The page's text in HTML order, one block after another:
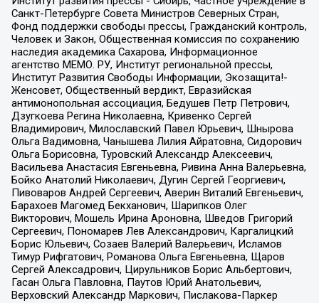
Санкт-Петербурге Совета Министров Северных Стран,
Фонд поддержки свободы прессы, Гражданский контроль,
Человек и Закон, Общественная комиссия по сохранению
наследия академика Сахарова, Информационное
агентство МЕМО. РУ, Институт региональной прессы,
Институт Развития Свободы Информации, Экозащита!-
Женсовет, Общественный вердикт, Евразийская
антимонопольная ассоциация, Бедушев Петр Петрович,
Дзугкоева Регина Николаевна, Кривенко Сергей
Владимирович, Милославский Павел Юрьевич, Шнырова
Ольга Вадимовна, Чанышева Лилия Айратовна, Сидорович
Ольга Борисовна, Туровский Александр Алексеевич,
Васильева Анастасия Евгеньевна, Ривина Анна Валерьевна,
Бойко Анатолий Николаевич, Дугин Сергей Георгиевич,
Пивоваров Андрей Сергеевич, Аверин Виталий Евгеньевич,
Барахоев Магомед Бекханович, Шарипков Олег
Викторович, Мошель Ирина Ароновна, Шведов Григорий
Сергеевич, Пономарев Лев Александрович, Каргалицкий
Борис Юльевич, Созаев Валерий Валерьевич, Исламов
Тимур Рифгатович, Романова Ольга Евгеньевна, Щаров
Сергей Алексадрович, Цирульников Борис Альбертович,
Гасан Ольга Павловна, Паутов Юрий Анатольевич,
Верховский Александр Маркович, Пислакова-Паркер